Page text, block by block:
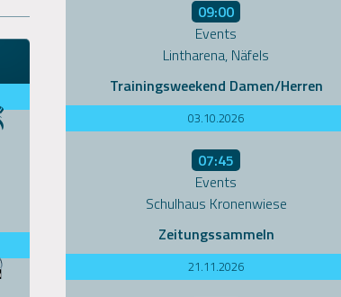
09:00
Events
Lintharena, Näfels
Trainingsweekend Damen/Herren
03.10.2026
07:45
Events
Schulhaus Kronenwiese
Zeitungssammeln
21.11.2026